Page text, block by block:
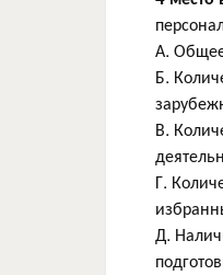
А.
Б.
В.
Г.
Д.